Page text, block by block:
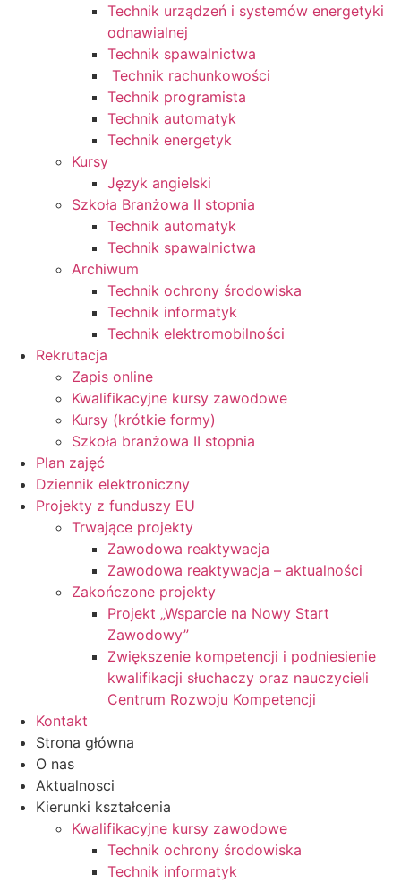
Technik urządzeń i systemów energetyki
odnawialnej
Technik spawalnictwa
Technik rachunkowości
Technik programista
Technik automatyk
Technik energetyk
Kursy
Język angielski
Szkoła Branżowa II stopnia
Technik automatyk
Technik spawalnictwa
Archiwum
Technik ochrony środowiska
Technik informatyk
Technik elektromobilności
Rekrutacja
Zapis online
Kwalifikacyjne kursy zawodowe
Kursy (krótkie formy)
Szkoła branżowa II stopnia
Plan zajęć
Dziennik elektroniczny
Projekty z funduszy EU
Trwające projekty
Zawodowa reaktywacja
Zawodowa reaktywacja – aktualności
Zakończone projekty
Projekt „Wsparcie na Nowy Start
Zawodowy”
Zwiększenie kompetencji i podniesienie
kwalifikacji słuchaczy oraz nauczycieli
Centrum Rozwoju Kompetencji
Kontakt
Strona główna
O nas
Aktualnosci
Kierunki kształcenia
Kwalifikacyjne kursy zawodowe
Technik ochrony środowiska
Technik informatyk